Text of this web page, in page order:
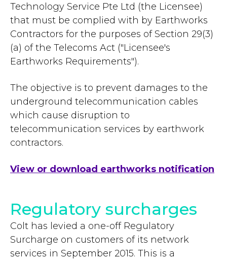
Technology Service Pte Ltd (the Licensee)
that must be complied with by Earthworks
Contractors for the purposes of Section 29(3)
(a) of the Telecoms Act ("Licensee's
Earthworks Requirements").
The objective is to prevent damages to the
underground telecommunication cables
which cause disruption to
telecommunication services by earthwork
contractors.
View or download earthworks notification
Regulatory surcharges
Colt has levied a one-off Regulatory
Surcharge on customers of its network
services in September 2015. This is a